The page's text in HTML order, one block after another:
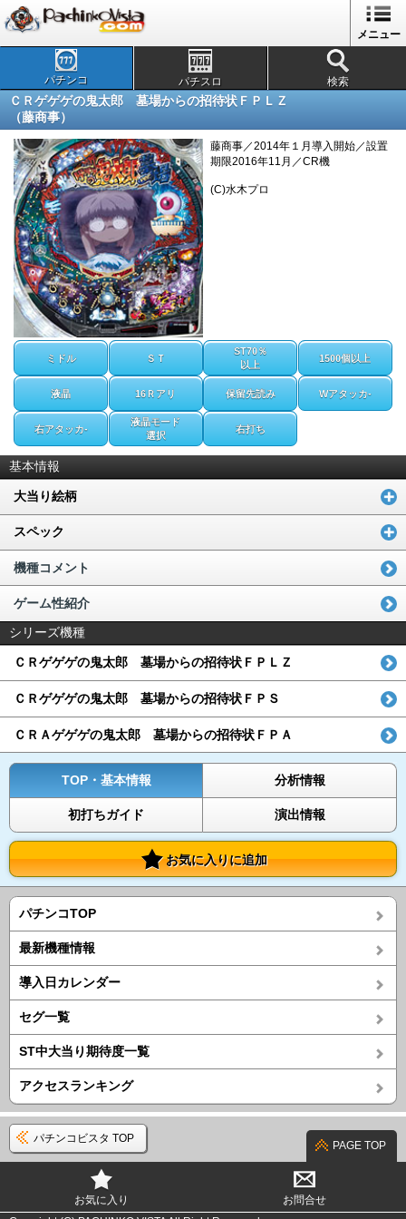
メニュー
パチンコ パチスロ 検索
ＣＲゲゲゲの鬼太郎 墓場からの招待状ＦＰＬＺ
（藤商事）
藤商事／2014年１月導入開始／設置
期限2016年11月／CR機
(C)水木プロ
ミドル ＳＴ
ST70％
以上
1500個以上
液晶 16Ｒアリ 保留先読み Wアタッカ-
右アタッカ-
液晶モード
選択
右打ち
基本情報
大当り絵柄
スペック
機種コメント
ゲーム性紹介
シリーズ機種
ＣＲゲゲゲの鬼太郎 墓場からの招待状ＦＰＬＺ
ＣＲゲゲゲの鬼太郎 墓場からの招待状ＦＰＳ
ＣＲＡゲゲゲの鬼太郎 墓場からの招待状ＦＰＡ
TOP・基本情報 分析情報
初打ちガイド 演出情報
お気に入りに追加
パチンコTOP
最新機種情報
導入日カレンダー
セグ一覧
ST中大当り期待度一覧
アクセスランキング
パチンコビスタ TOP
PAGE TOP
お気に入り
お問合せ